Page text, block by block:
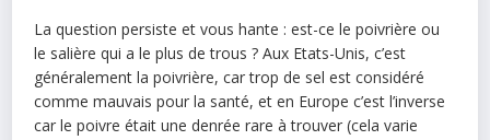
La question persiste et vous hante : est-ce le poivrière ou
le salière qui a le plus de trous ? Aux Etats-Unis, c’est
généralement la poivrière, car trop de sel est considéré
comme mauvais pour la santé, et en Europe c’est l’inverse
car le poivre était une denrée rare à trouver (cela varie